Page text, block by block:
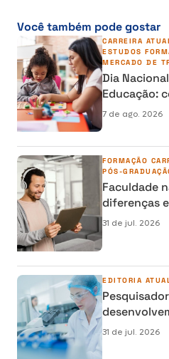
Você também pode gostar
CARREIRA
ESTUDOS
MERCADO DE
Dia
Educação:
carreira na
7 de ago. 2026
FORMAÇÃO
PÓS-
Faculdade
diferenças
31 de jul. 2026
EDITORIA
osso
31 de jul. 2026